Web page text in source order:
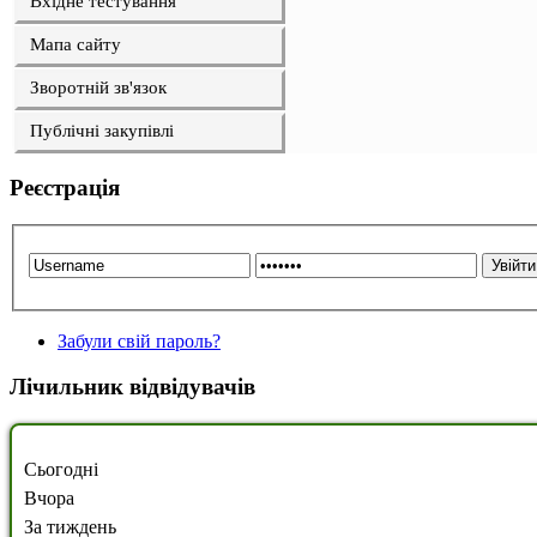
Мапа сайту
Зворотній зв'язок
Публічні закупівлі
Реєстрація
Забули свій пароль?
Лічильник відвідувачів
Сьогодні
Вчора
За тиждень